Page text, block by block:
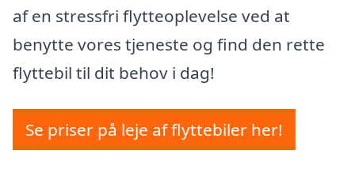
af en stressfri flytteoplevelse ved at
benytte vores tjeneste og find den rette
flyttebil til dit behov i dag!
Se priser på leje af flyttebiler her!